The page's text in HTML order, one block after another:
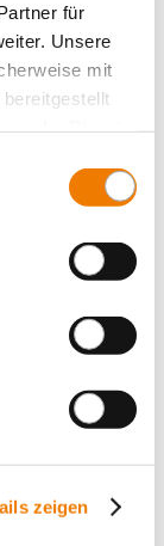
für
Unsere
mit
zeigen
1